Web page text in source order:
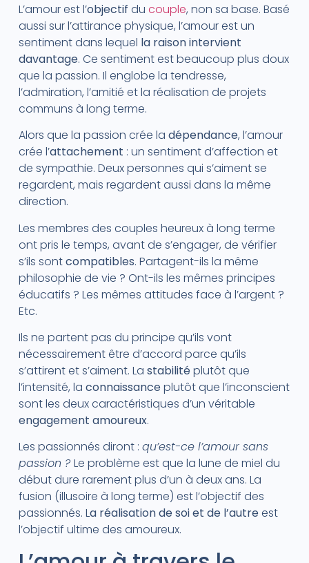
L’amour est l’objectif du couple, non sa base. Basé
aussi sur l’attirance physique, l’amour est un
sentiment dans lequel la raison intervient
davantage. Ce sentiment est beaucoup plus doux
que la passion. Il englobe la tendresse,
l’admiration, l’amitié et la réalisation de projets
communs à long terme.
Alors que la passion crée la dépendance, l’amour
crée l’attachement : un sentiment d’affection et
de sympathie. Deux personnes qui s’aiment se
regardent, mais regardent aussi dans la même
direction.
Les membres des couples heureux à long terme
ont pris le temps, avant de s’engager, de vérifier
s’ils sontcompatibles. Partagent-ils la même
philosophie de vie ? Ont-ils les mêmes principes
éducatifs ? Les mêmes attitudes face à l’argent ?
Etc.
Ils ne partent pas du principe qu’ils vont
nécessairement être d’accord parce qu’ils
s’attirent et s’aiment. La stabilitéplutôt que
l’intensité, la connaissanceplutôt que l’inconscient
sont les deux caractéristiques d’un véritable
engagement amoureux.
Les passionnés diront : qu’est-ce l’amour sans
passion ?Le problème est que la lune de miel du
début dure rarement plus d’un à deux ans. La
fusion (illusoire à long terme) est l’objectif des
passionnés. La réalisation de soi et de l’autreest
l’objectif ultime des amoureux.